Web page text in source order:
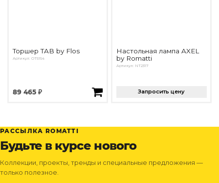
Торшер TAB by Flos
Артикул: OT5154
89 465 ₽
Настольная лампа AXEL
by Romatti
Артикул: NT2317
Запросить цену
РАССЫЛКА ROMATTI
Будьте в курсе нового
Коллекции, проекты, тренды и специальные предложения —
только полезное.